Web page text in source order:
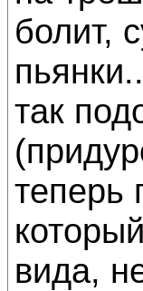
болит,
так
теперь
вида,